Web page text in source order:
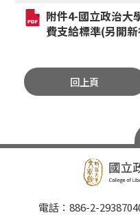
附件4-國立政治大
費支給標準(另開
回上頁
電話：886-2-